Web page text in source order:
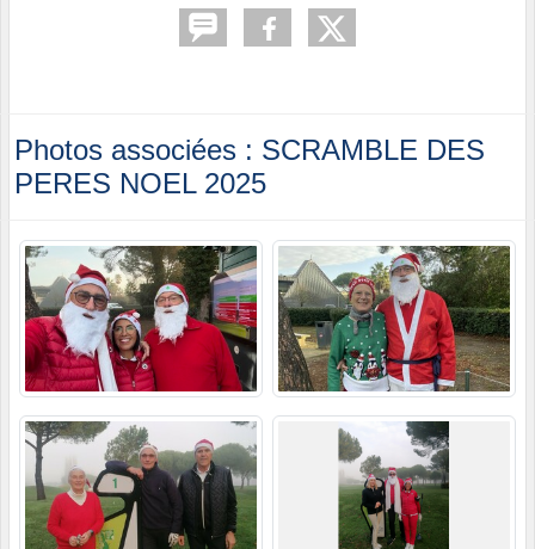
Photos associées : SCRAMBLE DES
PERES NOEL 2025